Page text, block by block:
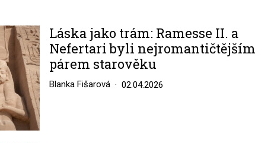
Láska jako trám: Ramesse II. a
Nefertari byli nejromantičtějším
párem starověku
Blanka Fišarová 02.04.2026